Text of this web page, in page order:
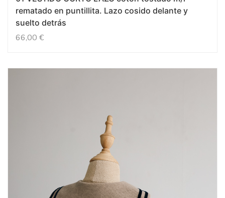
rematado en puntillita. Lazo cosido delante y
suelto detrás
66,00 €